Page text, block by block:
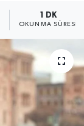
1 DK
OKUNMA SÜRESI